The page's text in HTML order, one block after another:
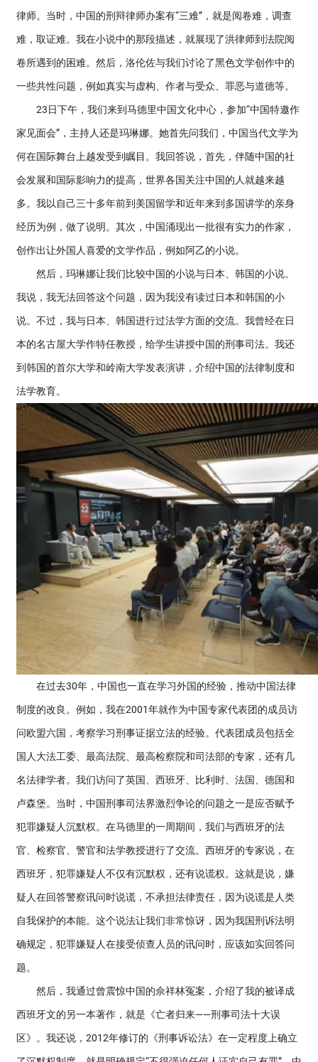
律师。当时，中国的刑辩律师办案有“三难”，就是阅卷难，调查
难，取证难。我在小说中的那段描述，就展现了洪律师到法院阅
卷所遇到的困难。然后，洛伦佐与我们讨论了黑色文学创作中的
一些共性问题，例如真实与虚构、作者与受众、罪恶与道德等。
23日下午，我们来到马德里中国文化中心，参加“中国特邀作
家见面会”，主持人还是玛琳娜。她首先问我们，中国当代文学为
何在国际舞台上越发受到瞩目。我回答说，首先，伴随中国的社
会发展和国际影响力的提高，世界各国关注中国的人就越来越
多。我以自己三十多年前到美国留学和近年来到多国讲学的亲身
经历为例，做了说明。其次，中国涌现出一批很有实力的作家，
创作出让外国人喜爱的文学作品，例如阿乙的小说。
然后，玛琳娜让我们比较中国的小说与日本、韩国的小说。
我说，我无法回答这个问题，因为我没有读过日本和韩国的小
说。不过，我与日本、韩国进行过法学方面的交流。我曾经在日
本的名古屋大学作特任教授，给学生讲授中国的刑事司法。我还
到韩国的首尔大学和岭南大学发表演讲，介绍中国的法律制度和
法学教育。
在过去30年，中国也一直在学习外国的经验，推动中国法律
制度的改良。例如，我在2001年就作为中国专家代表团的成员访
问欧盟六国，考察学习刑事证据立法的经验。代表团成员包括全
国人大法工委、最高法院、最高检察院和司法部的专家，还有几
名法律学者。我们访问了英国、西班牙、比利时、法国、德国和
卢森堡。当时，中国刑事司法界激烈争论的问题之一是应否赋予
犯罪嫌疑人沉默权。在马德里的一周期间，我们与西班牙的法
官、检察官、警官和法学教授进行了交流。西班牙的专家说，在
西班牙，犯罪嫌疑人不仅有沉默权，还有说谎权。这就是说，嫌
疑人在回答警察讯问时说谎，不承担法律责任，因为说谎是人类
自我保护的本能。这个说法让我们非常惊讶，因为我国刑诉法明
确规定，犯罪嫌疑人在接受侦查人员的讯问时，应该如实回答问
题。
然后，我通过曾震惊中国的佘祥林冤案，介绍了我的被译成
西班牙文的另一本著作，就是《亡者归来——刑事司法十大误
区》。我还说，2012年修订的《刑事诉讼法》在一定程度上确立